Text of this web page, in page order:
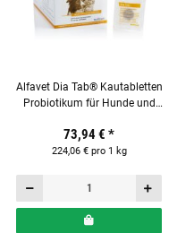
Alfavet Dia Tab® Kautabletten
Probiotikum für Hunde und
Tabletten
73,94 € *
224,06 € pro 1 kg